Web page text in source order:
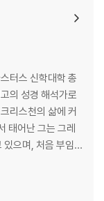
터스 신학대학 총
의 성경 해석가로
리스천의 삶에 커
태어난 그는 그레
으며, 처음 부임할
을 내세운 것으로
도 1만 명이 넘는